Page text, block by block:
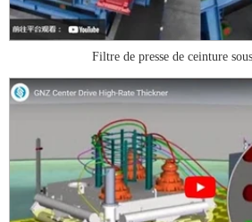
Filtre de presse de ceinture